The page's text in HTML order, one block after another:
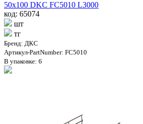
50х100 DKC FC5010 L3000
код: 65074
шт
тг
Бренд: ДКС
Артикул-PartNumber: FC5010
В упаковке: 6